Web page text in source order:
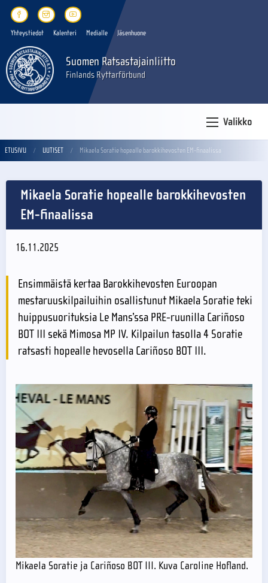
Yhteystiedot Kalenteri Medialle Jäsenhuone
Suomen Ratsastajainliitto
Finlands Ryttarförbund
Valikko
ETUSIVU UUTISET Mikaela Soratie hopealle barokkihevosten EM-finaalissa
Mikaela Soratie hopealle barokkihevosten
EM-finaalissa
16.11.2025
Ensimmäistä kertaa Barokkihevosten Euroopan
mestaruuskilpailuihin osallistunut Mikaela Soratie teki
huippusuorituksia Le Mans’ssa PRE-ruunilla Cariñoso
BOT III sekä Mimosa MP IV. Kilpailun tasolla 4 Soratie
ratsasti hopealle hevosella Cariñoso BOT III.
Mikaela Soratie ja Cariñoso BOT III. Kuva Caroline Hofland.